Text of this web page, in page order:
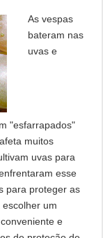
As vespas
bateram nas
uvas e
"esfarrapados"
muitos
uvas para
esse
para proteger as
escolher um
e